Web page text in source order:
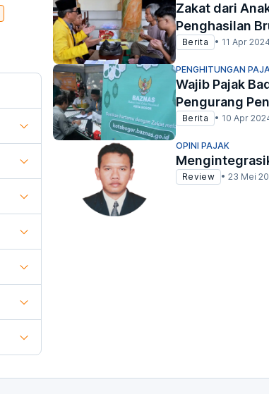
Zakat dari
Penghasilan
Berita • 11 Apr
PENGHITUNGAN
Wajib Pajak
Pengurang
Berita • 10 Apr
OPINI PAJAK
Review • 23 Mei